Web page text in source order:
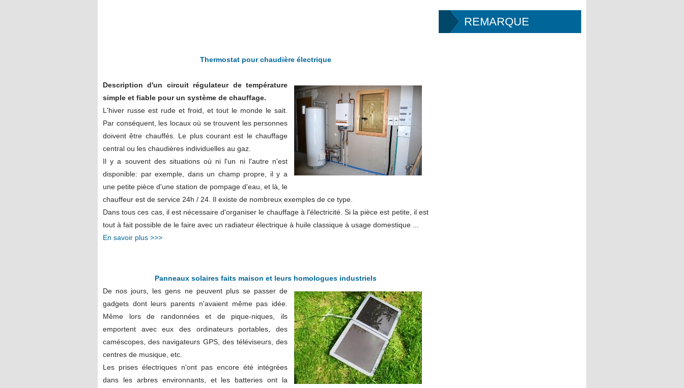
Thermostat pour chaudière électrique
Description d'un circuit régulateur de température
simple et fiable pour un système de chauffage.
L'hiver russe est rude et froid, et tout le monde le sait.
Par conséquent, les locaux où se trouvent les personnes
doivent être chauffés. Le plus courant est le chauffage
central ou les chaudières individuelles au gaz.
Il y a souvent des situations où ni l'un ni l'autre n'est
disponible: par exemple, dans un champ propre, il y a
une petite pièce d'une station de pompage d'eau, et là, le
chauffeur est de service 24h / 24. Il existe de nombreux exemples de ce type.
Dans tous ces cas, il est nécessaire d'organiser le chauffage à l'électricité. Si la pièce est petite, il est
tout à fait possible de le faire avec un radiateur électrique à huile classique à usage domestique ...
En savoir plus >>>
Panneaux solaires faits maison et leurs homologues industriels
De nos jours, les gens ne peuvent plus se passer de
gadgets dont leurs parents n'avaient même pas idée.
Même lors de randonnées et de pique-niques, ils
emportent avec eux des ordinateurs portables, des
caméscopes, des navigateurs GPS, des téléviseurs, des
centres de musique, etc.
Les prises électriques n'ont pas encore été intégrées
dans les arbres environnants, et les batteries ont la
REMARQUE